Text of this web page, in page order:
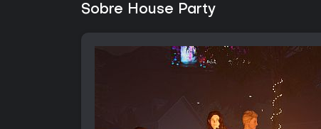
Sobre House Party